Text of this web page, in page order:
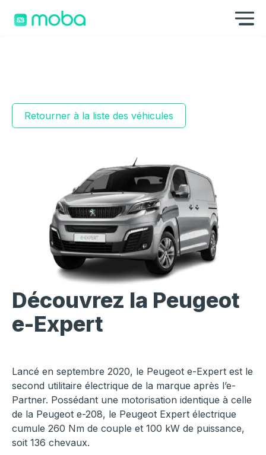
Retourner à la liste des véhicules
Découvrez la Peugeot
e-Expert
Lancé en septembre 2020, le Peugeot e-Expert est le
second utilitaire électrique de la marque après l’e-
Partner. Possédant une motorisation identique à celle
de la Peugeot e-208, le Peugeot Expert électrique
cumule 260 Nm de couple et 100 kW de puissance,
soit 136 chevaux.